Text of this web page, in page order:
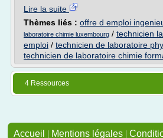
Lire la suite
Thèmes liés : offre d emploi
laboratoire chimie luxembourg / technicien
emploi / technicien de laboratoire
technicien de laboratoire chimie
4 Ressources
Accueil | Mentions légales |